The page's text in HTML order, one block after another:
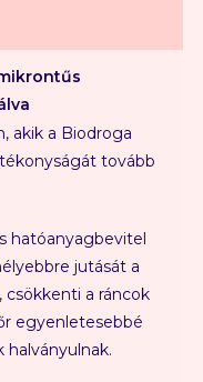
akik a Biodroga
tovább
hatóanyagbevitel
jutását a
csökkenti a ráncok
egyenletesebbé